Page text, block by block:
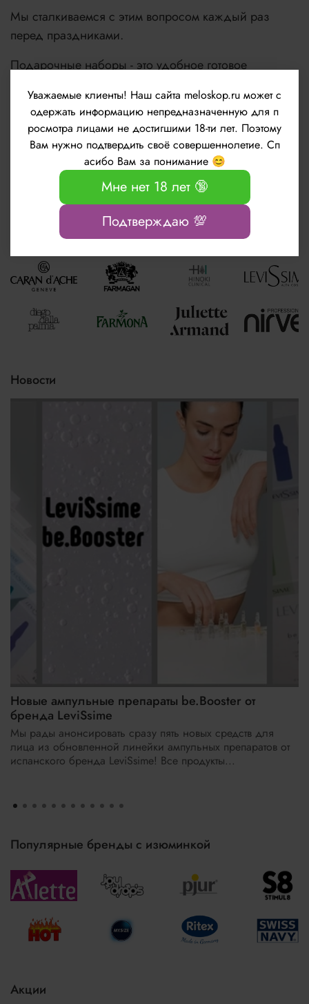
Мы сталкиваемся с этим вопросом каждый раз
перед праздниками.
Подарочные наборы - это удобное готовое
Будьте красивы, молоды и счастливы!
Узнать подробнее
Популярные бренды
Новости
Новые ампульные препараты be.Booster от
бренда LeviSsime
Мы рады анонсировать сразу пять новых средств для
лица из обновленной линейки ампульных препаратов от
испанского бренда LeviSsime! Все продукты...
Популярные бренды с изюминкой
Акции
Уважаемые клиенты! Наш сайта meloskop.ru может с
одержать информацию непредназначенную для п
росмотра лицами не достигшими 18-ти лет. Поэтому
Вам нужно подтвердить своё совершеннолетие. Сп
асибо Вам за понимание 😊
Мне нет 18 лет 🔞
Подтверждаю 💯